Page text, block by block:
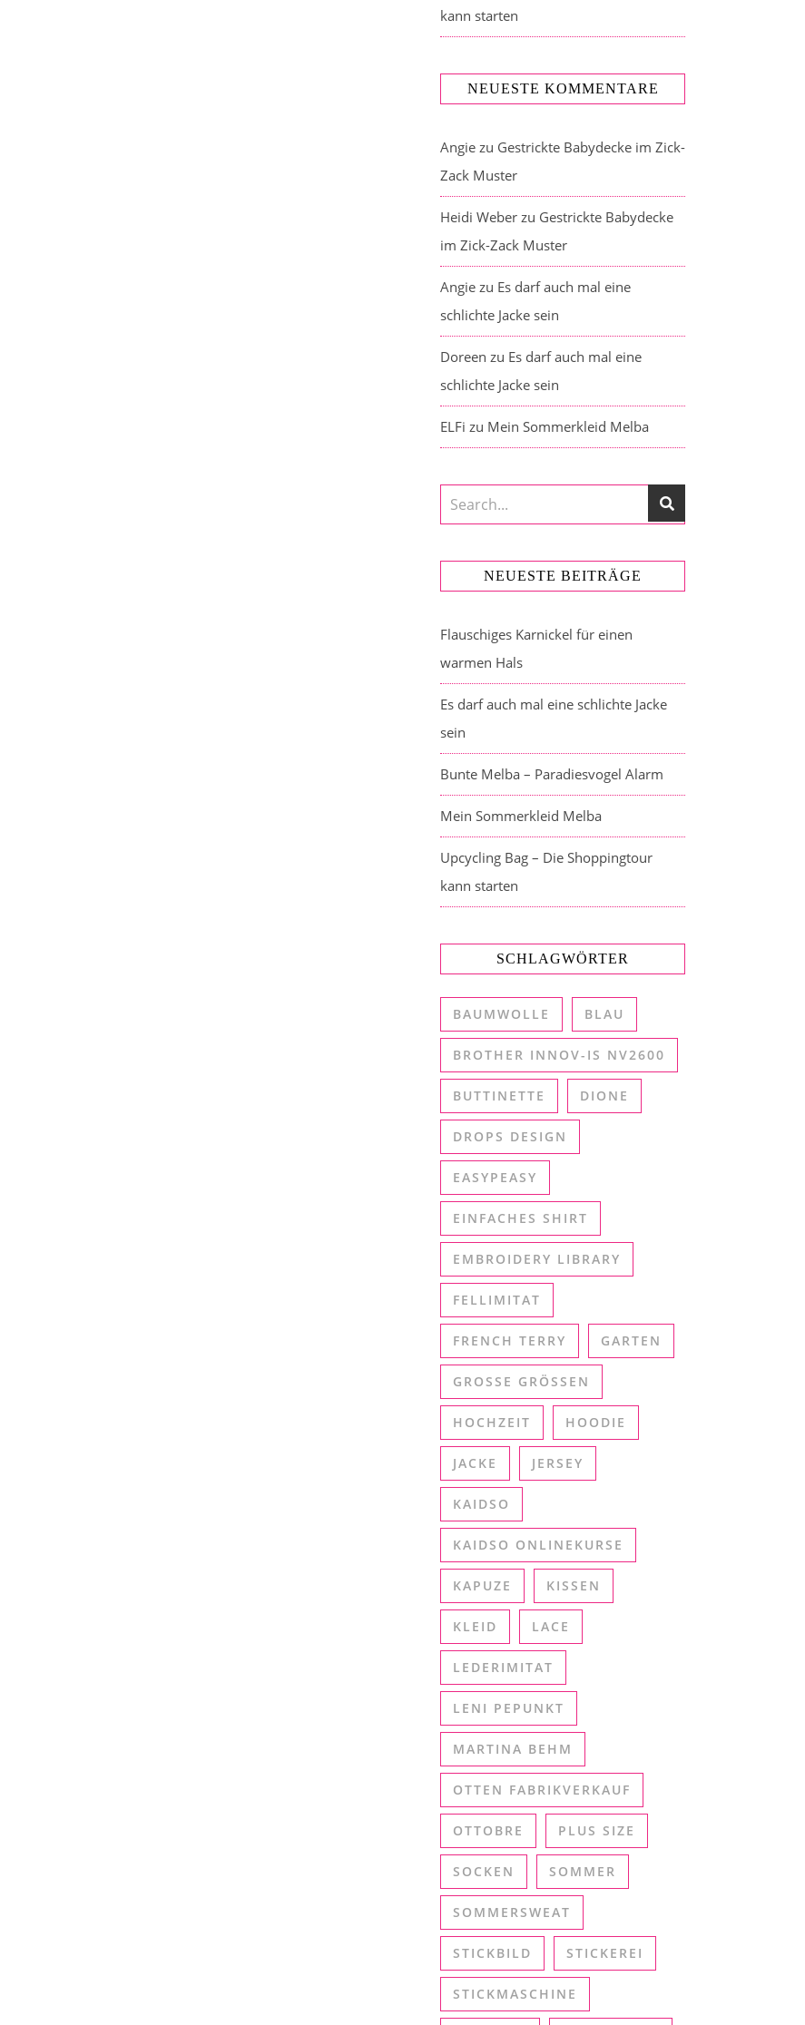
kann starten
NEUESTE KOMMENTARE
Angie zu Gestrickte Babydecke im Zick-
Zack Muster
Heidi Weber zu Gestrickte Babydecke
im Zick-Zack Muster
Angie zu Es darf auch mal eine
schlichte Jacke sein
Doreen zu Es darf auch mal eine
schlichte Jacke sein
ELFi zu Mein Sommerkleid Melba
NEUESTE BEITRÄGE
Flauschiges Karnickel für einen
warmen Hals
Es darf auch mal eine schlichte Jacke
sein
Bunte Melba – Paradiesvogel Alarm
Mein Sommerkleid Melba
Upcycling Bag – Die Shoppingtour
kann starten
SCHLAGWÖRTER
BAUMWOLLE BLAU
BROTHER INNOV-IS NV2600
BUTTINETTE DIONE
DROPS DESIGN
EASYPEASY
EINFACHES SHIRT
EMBROIDERY LIBRARY
FELLIMITAT
FRENCH TERRY GARTEN
GROSSE GRÖSSEN
HOCHZEIT HOODIE
JACKE JERSEY
KAIDSO
KAIDSO ONLINEKURSE
KAPUZE KISSEN
KLEID LACE
LEDERIMITAT
LENI PEPUNKT
MARTINA BEHM
OTTEN FABRIKVERKAUF
OTTOBRE PLUS SIZE
SOCKEN SOMMER
SOMMERSWEAT
STICKBILD STICKEREI
STICKMASCHINE